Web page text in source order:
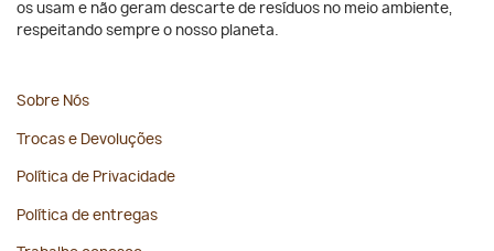
os usam e não geram descarte de resíduos no meio ambiente,
respeitando sempre o nosso planeta.
Sobre Nós
Trocas e Devoluções
Política de Privacidade
Política de entregas